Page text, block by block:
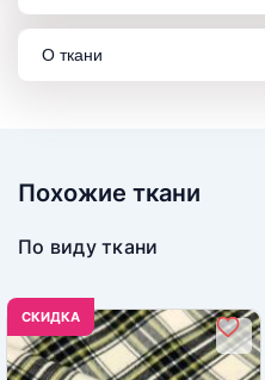
О ткани
Похожие ткани
По виду ткани
CКИДКА